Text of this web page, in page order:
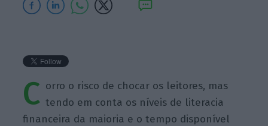
C orro o risco de chocar os leitores, mas
tendo em conta os níveis de literacia
financeira da maioria e o tempo disponível